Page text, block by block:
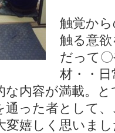
触覚か
触る意
だって
材・・
な内容が満載。
通った者として
変嬉しく思いま